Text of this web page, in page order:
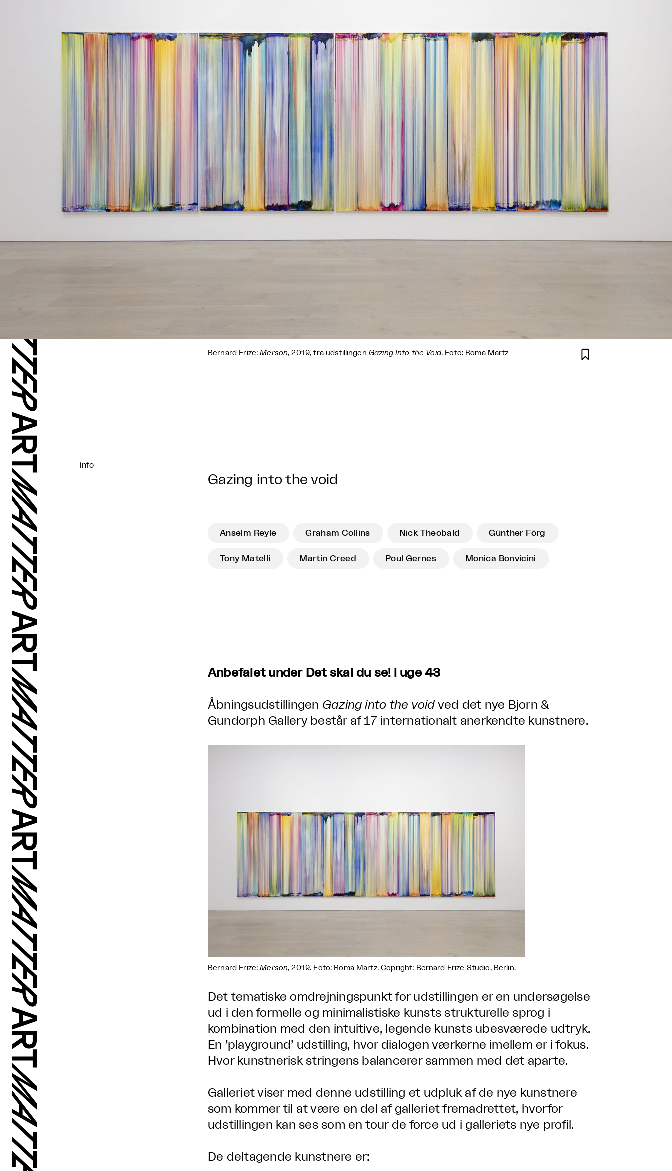
Bernard Frize:Merson, 2019, fra udstillingen Gazing Into the Void. Foto: Roma Märtz 
info
Gazing into the void
Anselm Reyle Graham Collins Nick Theobald Günther Förg
Tony Matelli Martin Creed Poul Gernes Monica Bonvicini
Anbefalet under Det skal du se! i uge 43
Åbningsudstillingen Gazing into the void ved det nye Bjorn &
Gundorph Gallery består af 17 internationalt anerkendte kunstnere.
Bernard Frize:Merson, 2019. Foto: Roma Märtz. Copright: Bernard Frize Studio, Berlin.
Det tematiske omdrejningspunkt for udstillingen er en undersøgelse
ud i den formelle og minimalistiske kunsts strukturelle sprog i
kombination med den intuitive, legende kunsts ubesværede udtryk.
En ’playground’ udstilling, hvor dialogen værkerne imellem er i fokus.
Hvor kunstnerisk stringens balancerer sammen med det aparte.
Galleriet viser med denne udstilling et udpluk af de nye kunstnere
som kommer til at være en del af galleriet fremadrettet, hvorfor
udstillingen kan ses som en tour de force ud i galleriets nye profil.
De deltagende kunstnere er: